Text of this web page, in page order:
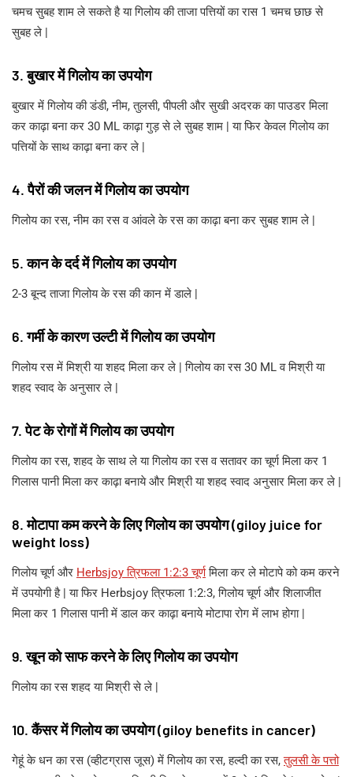
चमच सुबह शाम ले सकते है या गिलोय की ताजा पत्तियों का रास 1 चमच छाछ से
सुबह ले |
3. बुखार में गिलोय का उपयोग
बुखार में गिलोय की डंडी, नीम, तुलसी, पीपली और सुखी अदरक का पाउडर मिला
कर काढ़ा बना कर 30 ML काढ़ा गुड़ से ले सुबह शाम | या फिर केवल गिलोय का
पत्तियों के साथ काढ़ा बना कर ले |
4. पैरों की जलन में गिलोय का उपयोग
गिलोय का रस, नीम का रस व आंवले के रस का काढ़ा बना कर सुबह शाम ले |
5. कान के दर्द में गिलोय का उपयोग
2-3 बून्द ताजा गिलोय के रस की कान में डाले |
6. गर्मी के कारण उल्टी में गिलोय का उपयोग
गिलोय रस में मिश्री या शहद मिला कर ले | गिलोय का रस 30 ML व मिश्री या
शहद स्वाद के अनुसार ले |
7. पेट के रोगों में गिलोय का उपयोग
गिलोय का रस, शहद के साथ ले या गिलोय का रस व सतावर का चूर्ण मिला कर 1
गिलास पानी मिला कर काढ़ा बनाये और मिश्री या शहद स्वाद अनुसार मिला कर ले |
8. मोटापा कम करने के लिए गिलोय का उपयोग (giloy juice for
weight loss)
गिलोय चूर्ण और Herbsjoy त्रिफला 1:2:3 चूर्णमिला कर ले मोटापे को कम करने
में उपयोगी है | या फिर Herbsjoy त्रिफला 1:2:3, गिलोय चूर्ण और शिलाजीत
मिला कर 1 गिलास पानी में डाल कर काढ़ा बनाये मोटापा रोग में लाभ होगा |
9. खून को साफ करने के लिए गिलोय का उपयोग
गिलोय का रस शहद या मिश्री से ले |
10. कैंसर में गिलोय का उपयोग (giloy benefits in cancer)
गेहूं के धन का रस (व्हीटग्रास जूस) में गिलोय का रस, हल्दी का रस,तुलसी के पत्तो